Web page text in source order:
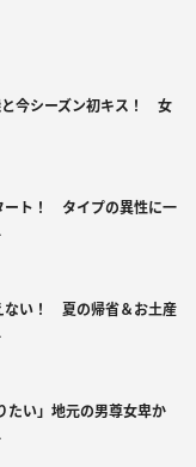
と今シーズン初キス！ 女
ート！ タイプの異性に一
ない！ 夏の帰省＆お土産
たい」地元の男尊女卑か